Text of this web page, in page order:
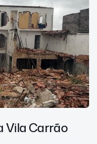
Vila Carrão